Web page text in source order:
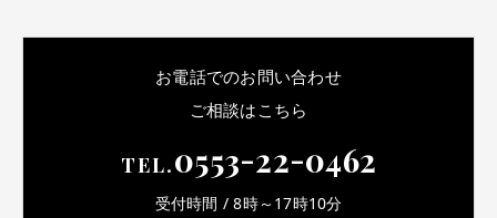
お電話でのお問い合わせ
ご相談はこちら
TEL.0553-22-0462
受付時間 / 8時～17時10分